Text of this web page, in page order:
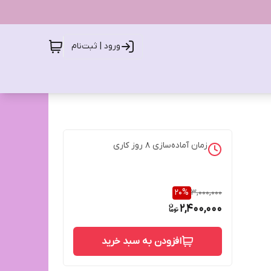
ورود | ثبت‌نام
زمان آماده‌سازی 8 روز کاری
3,000,000
20%
2,400,000
افزودن به سبد خرید